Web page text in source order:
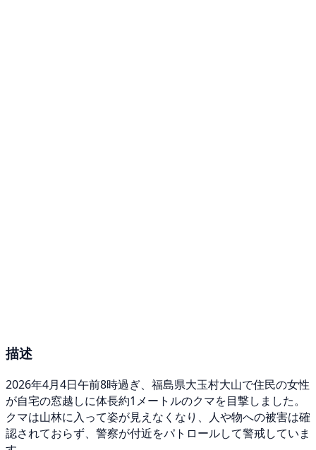
描述
2026年4月4日午前8時過ぎ、福島県大玉村大山で住民の女性
が自宅の窓越しに体長約1メートルのクマを目撃しました。
クマは山林に入って姿が見えなくなり、人や物への被害は確
認されておらず、警察が付近をパトロールして警戒していま